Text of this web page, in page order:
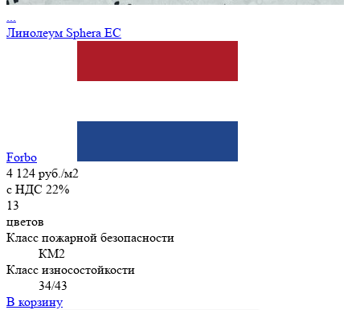
...
Линолеум Sphera EC
Forbo
4 124 руб./м2
c НДС 22%
13
цветов
Класс пожарной безопасности
КМ2
Класс износостойкости
34/43
В корзину